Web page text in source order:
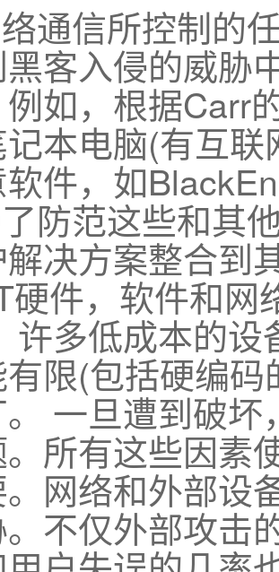
通信所控制的
客入侵的威胁
如，根据Carr
记本电脑(有互
件，如
防范这些和其
决方案整合到
硬件，软件和
许多低成本的
限(包括硬编
一旦遭到破
所有这些因素
网络和外部设
不仅外部攻击